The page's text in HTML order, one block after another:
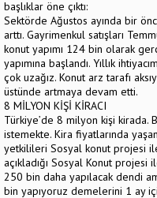
başlıklar öne çıktı:
Sektörde Ağustos ayında bir
arttı. Gayrimenkul satışları
konut yapımı 124 bin olarak
yapımına başlandı. Yıllık
çok uzağız. Konut arz tarafı
üstünde artmaya devam etti.
8 MİLYON KİŞİ KİRACI
Türkiye’de 8 milyon kişi kirada.
istemekte. Kira fiyatlarında
yetkilileri Sosyal konut projesi
açıkladığı Sosyal Konut
250 bin daha yapılacak dendi
bin yapıyoruz demelerini 1 ay